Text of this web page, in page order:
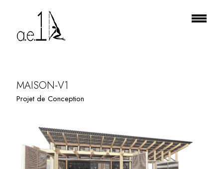
PROJECT TILE
MAISON-V1
Projet de Conception